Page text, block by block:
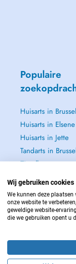
Populaire
Huisarts in Brussel
Huisarts in Elsene
Huisarts in Jette
Tandarts in
Zie alle →
NEEM IN
Wij gebruiken cookies
We kunnen deze plaatsen
onze website te
geweldige website-
die we gebruiken opent u